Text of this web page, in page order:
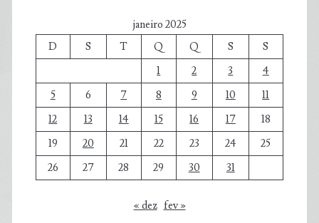
janeiro 2025
D
S T Q Q S
S
1
2 3
4
5
6 7 8 9 10
11
12
13 14 15 16 17
18
19
20 21 22 23 24
25
26
27 28 29 30 31
« dez fev »